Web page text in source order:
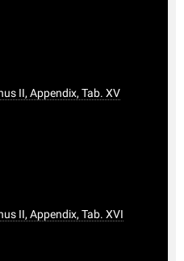
II, Appendix, Tab. XV
II, Appendix, Tab. XVI